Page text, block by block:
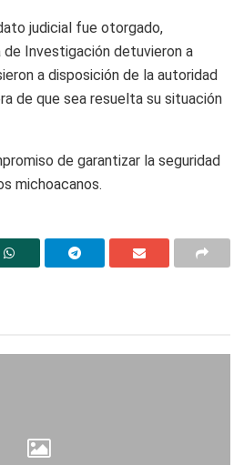
judicial fue otorgado,
Investigación detuvieron a
a disposición de la autoridad
de que sea resuelta su situación
de garantizar la seguridad
michoacanos.